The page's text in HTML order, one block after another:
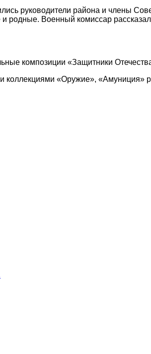
руководители района и члены
родные. Военный комиссар
композиции «Защитники
коллекциями «Оружие»,